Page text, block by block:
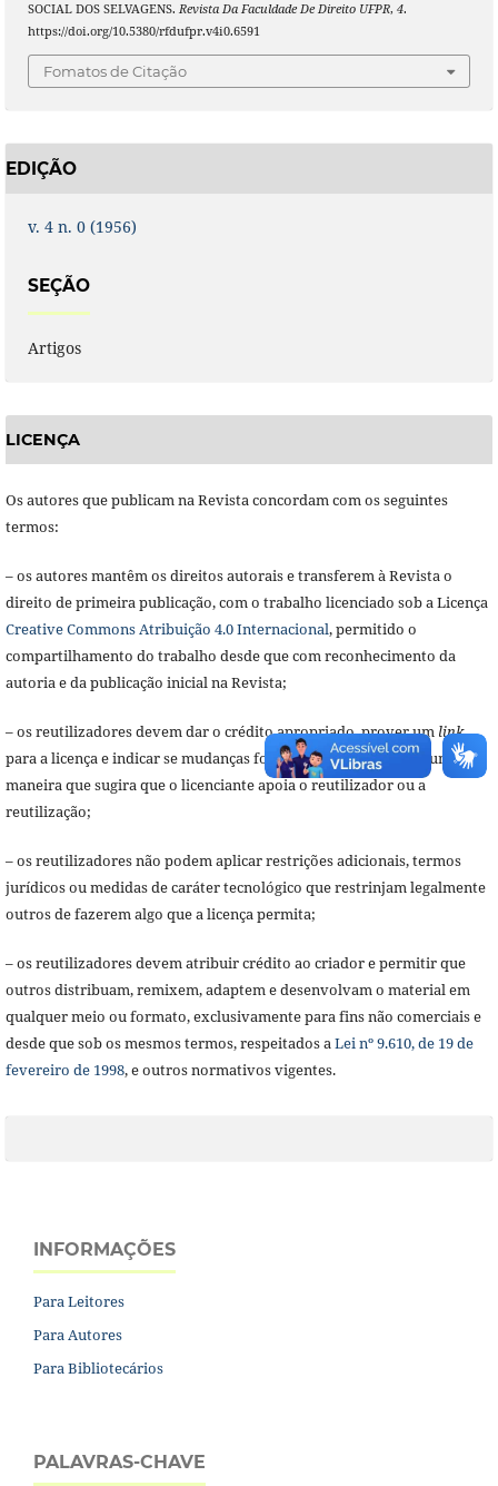
SOCIAL DOS SELVAGENS. Revista Da Faculdade De Direito UFPR, 4.
https://doi.org/10.5380/rfdufpr.v4i0.6591
Fomatos de Citação
EDIÇÃO
v. 4 n. 0 (1956)
SEÇÃO
Artigos
LICENÇA
Os autores que publicam na Revista concordam com os seguintes
termos:
– os autores mantêm os direitos autorais e transferem à Revista o
direito de primeira publicação, com o trabalho licenciado sob a Licença
Creative Commons Atribuição 4.0 Internacional, permitido o
compartilhamento do trabalho desde que com reconhecimento da
autoria e da publicação inicial na Revista;
– os reutilizadores devem dar o crédito apropriado, prover um link
para a licença e indicar se mudanças foram feitas, mas de nenhuma
maneira que sugira que o licenciante apoia o reutilizador ou a
reutilização;
– os reutilizadores não podem aplicar restrições adicionais, termos
jurídicos ou medidas de caráter tecnológico que restrinjam legalmente
outros de fazerem algo que a licença permita;
– os reutilizadores devem atribuir crédito ao criador e permitir que
outros distribuam, remixem, adaptem e desenvolvam o material em
qualquer meio ou formato, exclusivamente para fins não comerciais e
desde que sob os mesmos termos, respeitados aLei nº 9.610, de 19 de
fevereiro de 1998, e outros normativos vigentes.
INFORMAÇÕES
Para Leitores
Para Autores
Para Bibliotecários
PALAVRAS-CHAVE